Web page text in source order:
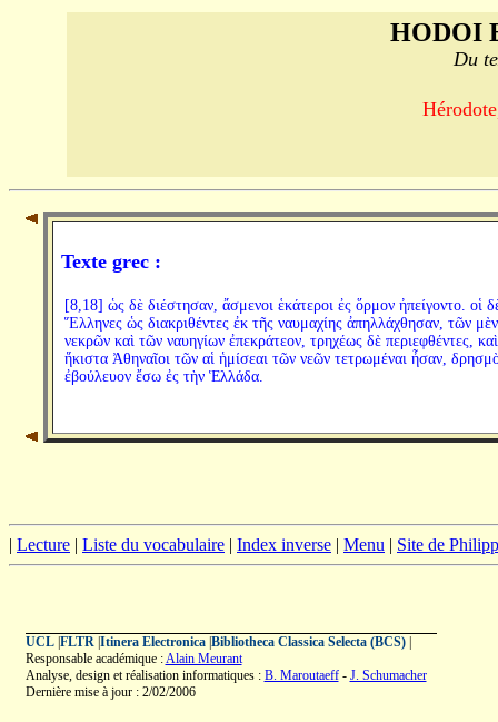
HODOI
Du
Texte grec :
[8,18] ὡς δὲ διέστησαν, ἄσμενοι ἑκάτεροι ἐς ὅρμον ἠπείγοντο. οἱ
Ἕλληνες ὡς διακριθέντες ἐκ τῆς ναυμαχίης ἀπηλλάχθησαν, τῶν μὲν
νεκρῶν καὶ τῶν ναυηγίων ἐπεκράτεον, τρηχέως δὲ περιεφθέντες,
ἥκιστα Ἀθηναῖοι τῶν αἱ ἡμίσεαι τῶν νεῶν τετρωμέναι ἦσαν,
ἐβούλευον ἔσω ἐς τὴν Ἑλλάδα.
| Lecture | Liste du vocabulaire | Index inverse | Menu | Site de
UCL| FLTR| Itinera Electronica| Bibliotheca Classica Selecta (BCS)|
Responsable académique :Alain Meurant
Analyse, design et réalisation informatiques : B. Maroutaeff- J. Schumacher
Dernière mise à jour : 2/02/2006